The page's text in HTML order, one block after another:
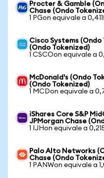
Procter & Gamble
Chase (Ondo
1 PGon equivale a
Cisco Systems
(Ondo Tokenized)
1 CSCOon equivale a
McDonald's (Ondo
(Ondo Tokenized)
1 MCDon equivale a
iShares Core S&P
JPMorgan Chase
1 IJHon equivale a
Palo Alto Networks
Chase (Ondo
1 PANWon equivale a